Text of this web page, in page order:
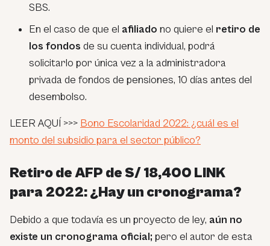
SBS.
En el caso de que el afiliado no quiere el retiro de
los fondos de su cuenta individual, podrá
solicitarlo por única vez a la administradora
privada de fondos de pensiones, 10 días antes del
desembolso.
LEER AQUÍ >>> Bono Escolaridad 2022: ¿cuál es el
monto del subsidio para el sector público?
Retiro de AFP de S/ 18,400 LINK
para 2022: ¿Hay un cronograma?
Debido a que todavía es un proyecto de ley, aún no
existe un cronograma oficial; pero el autor de esta